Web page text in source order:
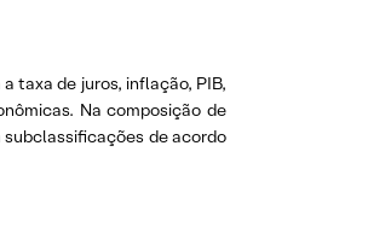
taxa de juros, inflação, PIB,
Na composição de
de acordo